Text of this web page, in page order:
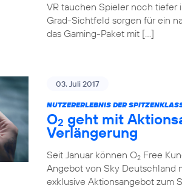
VR tauchen Spieler noch tiefer
Grad-Sichtfeld sorgen für ein
das Gaming-Paket mit […]
03. Juli 2017
NUTZERERLEBNIS DER
O2 geht mit
Verlängerung
Seit Januar können O2 Free
Angebot von Sky Deutschland
exklusive Aktionsangebot zum